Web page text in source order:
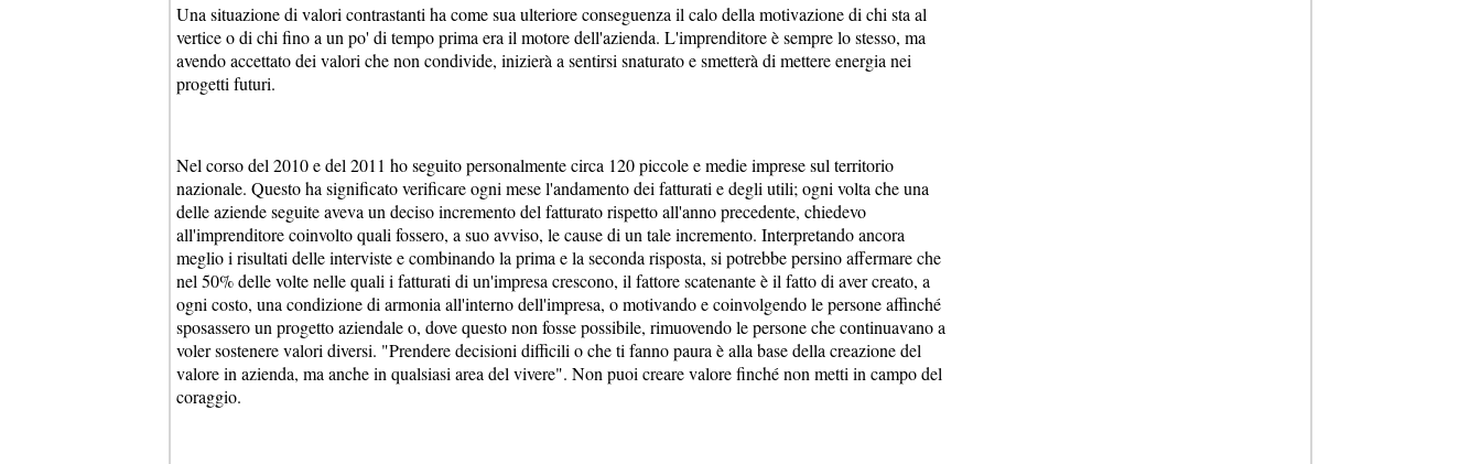
Una situazione di valori contrastanti ha come sua ulteriore conseguenza il calo della motivazione di chi sta al
vertice o di chi fino a un po' di tempo prima era il motore dell'azienda. L'imprenditore è sempre lo stesso, ma
avendo accettato dei valori che non condivide, inizierà a sentirsi snaturato e smetterà di mettere energia nei
progetti futuri.
Nel corso del 2010 e del 2011 ho seguito personalmente circa 120 piccole e medie imprese sul territorio
nazionale. Questo ha significato verificare ogni mese l'andamento dei fatturati e degli utili; ogni volta che una
delle aziende seguite aveva un deciso incremento del fatturato rispetto all'anno precedente, chiedevo
all'imprenditore coinvolto quali fossero, a suo avviso, le cause di un tale incremento. Interpretando ancora
meglio i risultati delle interviste e combinando la prima e la seconda risposta, si potrebbe persino affermare che
nel 50% delle volte nelle quali i fatturati di un'impresa crescono, il fattore scatenante è il fatto di aver creato, a
ogni costo, una condizione di armonia all'interno dell'impresa, o motivando e coinvolgendo le persone affinché
sposassero un progetto aziendale o, dove questo non fosse possibile, rimuovendo le persone che continuavano a
voler sostenere valori diversi. "Prendere decisioni difficili o che ti fanno paura è alla base della creazione del
valore in azienda, ma anche in qualsiasi area del vivere". Non puoi creare valore finché non metti in campo del
coraggio.